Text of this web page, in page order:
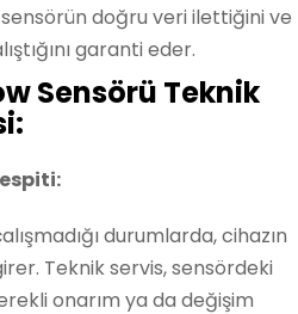
doğru veri ilettiğini ve
garanti eder.
Sensörü Teknik
durumlarda, cihazın
Teknik servis, sensördeki
onarım ya da değişim